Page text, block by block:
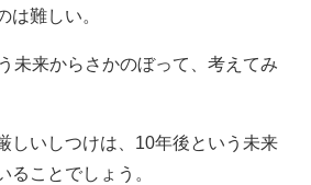
は難しい。
未来からさかのぼって、考えてみ
しいしつけは、10年後という未来
ることでしょう。